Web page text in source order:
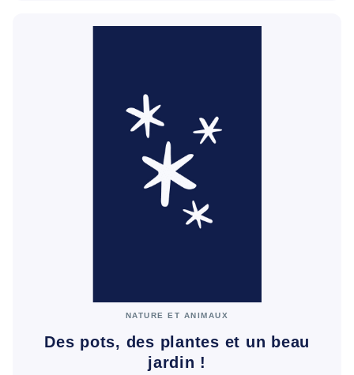
NATURE ET ANIMAUX
Des pots, des plantes et un beau
jardin !